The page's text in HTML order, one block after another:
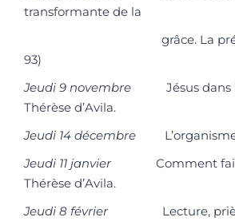
transformante de la
grâce. La
93)
Jeudi 9 novembre Jésus dans
Thérèse d’Avila.
Jeudi 14 décembre L’organisme
Jeudi 11 janvierComment faire
Thérèse d’Avila.
Jeudi 8 févrierLecture, prière